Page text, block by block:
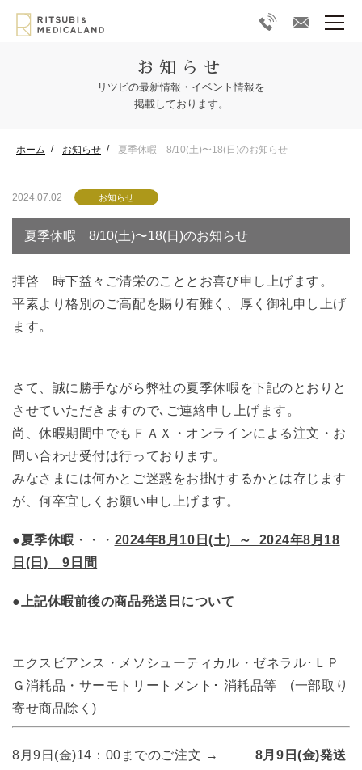
お知らせ
リツビの最新情報・イベント情報を
掲載しております。
ホーム お知らせ 夏季休暇 8/10(土)〜18(日)のお知らせ
2024.07.02 お知らせ
夏季休暇 8/10(土)〜18(日)のお知らせ
拝啓 時下益々ご清栄のこととお喜び申し上げます。
平素より格別のご高配を賜り有難く、厚く御礼申し上げ
ます。
さて、誠に勝手ながら弊社の夏季休暇を下記のとおりと
させていただきますので､ご連絡申し上げます。
尚、休暇期間中でもＦＡＸ・オンラインによる注文・お
問い合わせ受付は行っております。
みなさまには何かとご迷惑をお掛けするかとは存じます
が、何卒宜しくお願い申し上げます。
●夏季休暇 ・・・ 2024年8月10日(土) ～ 2024年8月18
日(日) 9日間
●上記休暇前後の商品発送日について
エクスビアンス・メソシューティカル・ゼネラル･ＬＰ
Ｇ消耗品・サーモトリートメント･ 消耗品等 (一部取り
寄せ商品除く)
8月9日(金)14：00までのご注文 → 8月9 日(金)発送